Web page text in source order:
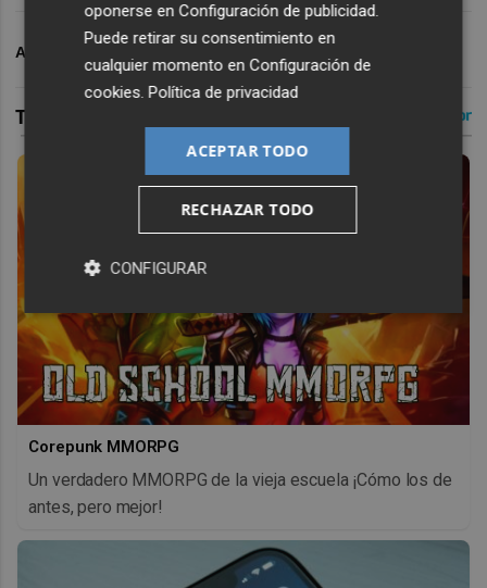
ARCHIVADO EN
Corepunk MMORPG
Un verdadero MMORPG de la vieja escuela ¡Cómo los de
antes, pero mejor!
oponerse enConfiguración de publicidad.
Puede retirar su consentimiento en
cualquier momento enConfiguración de
cookies.Política de privacidad
ACEPTAR TODO
RECHAZAR TODO
CONFIGURAR